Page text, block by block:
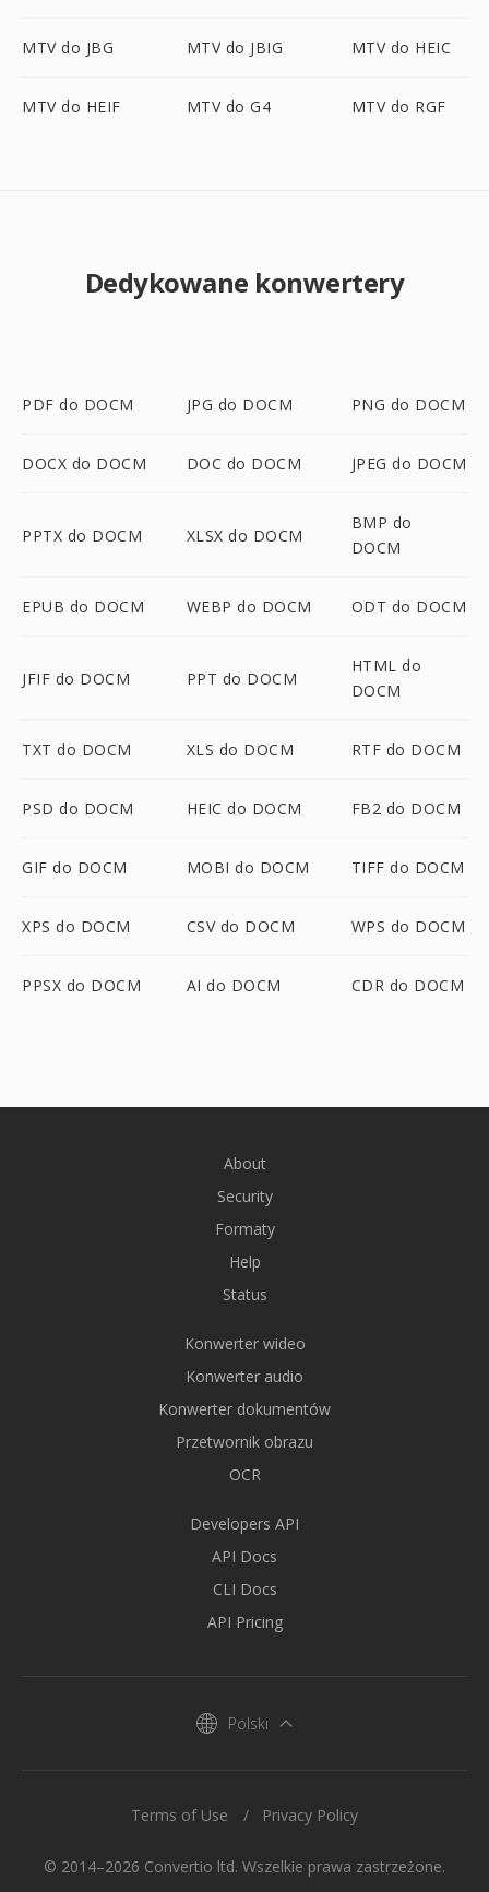
MTV do JBG MTV do JBIG MTV do HEIC
MTV do HEIF MTV do G4 MTV do RGF
Dedykowane konwertery
PDF do DOCM JPG do DOCM PNG do DOCM
DOCX do DOCM DOC do DOCM JPEG do DOCM
PPTX do DOCM XLSX do DOCM
BMP do
DOCM
EPUB do DOCM WEBP do DOCM ODT do DOCM
JFIF do DOCM PPT do DOCM
HTML do
DOCM
TXT do DOCM XLS do DOCM RTF do DOCM
PSD do DOCM HEIC do DOCM FB2 do DOCM
GIF do DOCM MOBI do DOCM TIFF do DOCM
XPS do DOCM CSV do DOCM WPS do DOCM
PPSX do DOCM AI do DOCM CDR do DOCM
About
Security
Formaty
Help
Status
Konwerter wideo
Konwerter audio
Konwerter dokumentów
Przetwornik obrazu
OCR
Developers API
API Docs
CLI Docs
API Pricing
Polski
© 2014–2026 Convertio ltd. Wszelkie prawa zastrzeżone.
Terms of Use Privacy Policy